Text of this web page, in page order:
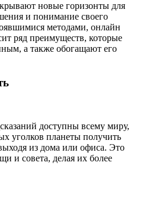
новые горизонты для
и понимание своего
методами, онлайн
ряд преимуществ, которые
а также обогащают его
доступны всему миру,
уголков планеты получить
из дома или офиса. Это
и совета, делая их более